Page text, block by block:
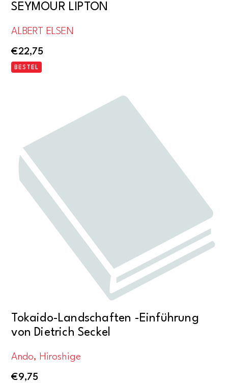
SEYMOUR LIPTON
ALBERT ELSEN
€22,75
BESTEL
Tokaido-Landschaften -Einführung
von Dietrich Seckel
Ando, Hiroshige
€9,75